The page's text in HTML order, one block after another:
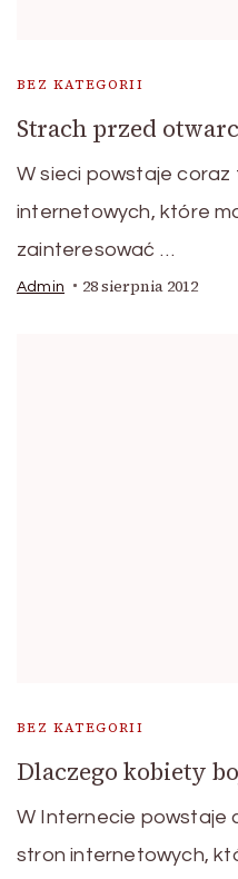
BEZ KATEGORII
Strach przed
W sieci powstaje coraz
internetowych, które
zainteresować …
Admin 28 sierpnia 2012
BEZ KATEGORII
Dlaczego kobiety
W Internecie powstaje
stron internetowych,